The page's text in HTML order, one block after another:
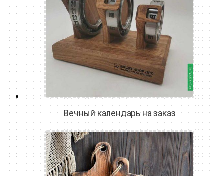
Вечный календарь на заказ
READ MORE